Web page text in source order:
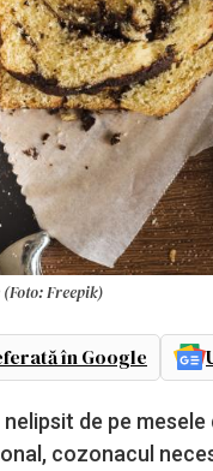
Freepik)
în Google
de pe
cozonacul